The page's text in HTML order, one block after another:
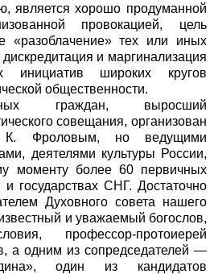
является хорошо продуманной
провокацией, цель
«разоблачение» тех или иных
и маргинализация
инициатив широких кругов
общественности.
граждан, выросший
совещания, организован
Фроловым, но ведущими
деятелями культуры России,
моменту более 60 первичных
государствах СНГ. Достаточно
Духовного совета нашего
и уважаемый богослов,
профессор-протоиерей
а одним из сопредседателей —
один из кандидатов